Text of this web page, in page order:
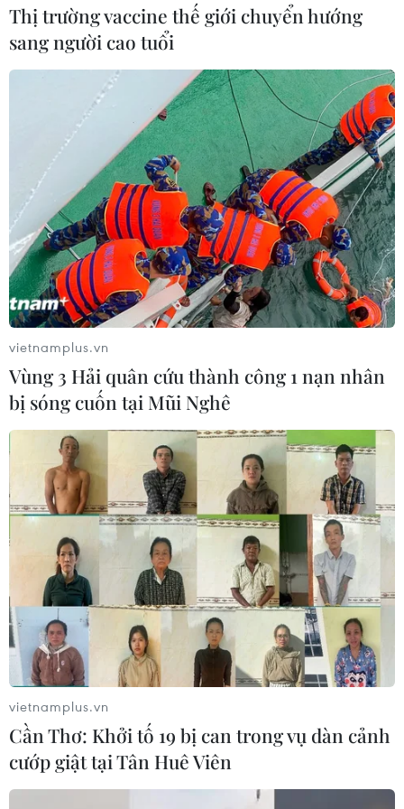
Thị trường vaccine thế giới chuyển hướng
sang người cao tuổi
vietnamplus.vn
Vùng 3 Hải quân cứu thành công 1 nạn nhân
bị sóng cuốn tại Mũi Nghê
vietnamplus.vn
Cần Thơ: Khởi tố 19 bị can trong vụ dàn cảnh
cướp giật tại Tân Huê Viên